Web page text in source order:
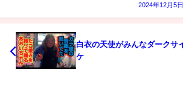
2024年12月5日
白衣の天使がみんなダークサ
ケ